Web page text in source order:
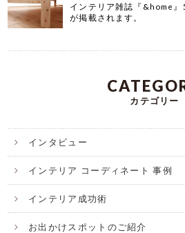
インテリア雑誌『&home
が掲載されます。
カテゴリー
インタビュー
インテリア コーディネート 事例
インテリア成功術
お出かけスポットのご紹介